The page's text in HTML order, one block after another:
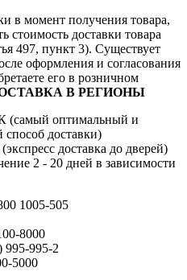
в момент получения товара,
стоимость доставки товара
497, пункт 3). Существует
оформления и согласования
его в розничном
В РЕГИОНЫ
(самый оптимальный и
доставки)
доставка до дверей)
2 - 20 дней в зависимости
1005-505
8000
995-995-2
5000